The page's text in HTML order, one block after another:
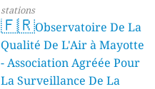
stations
🇫🇷Observatoire De La
Qualité De L'Air à Mayotte
- Association Agréée Pour
La Surveillance De La